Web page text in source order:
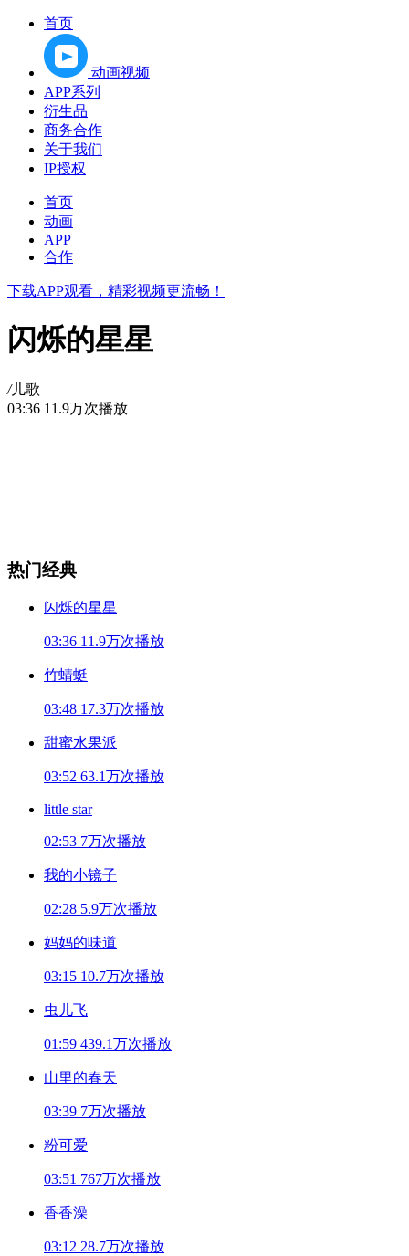
首页
动画视频
APP系列
衍生品
商务合作
关于我们
IP授权
首页
动画
APP
合作
下载APP观看，精彩视频更流畅！
闪烁的星星
/儿歌
03:36 11.9万次播放
热门经典
闪烁的星星
03:36 11.9万次播放
竹蜻蜓
03:48 17.3万次播放
甜蜜水果派
03:52 63.1万次播放
little star
02:53 7万次播放
我的小镜子
02:28 5.9万次播放
妈妈的味道
03:15 10.7万次播放
虫儿飞
01:59 439.1万次播放
山里的春天
03:39 7万次播放
粉可爱
03:51 767万次播放
香香澡
03:12 28.7万次播放